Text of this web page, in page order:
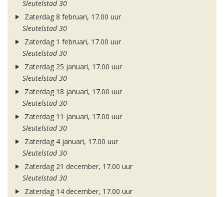
Sleutelstad 30
Zaterdag 8 februari, 17.00 uur
Sleutelstad 30
Zaterdag 1 februari, 17.00 uur
Sleutelstad 30
Zaterdag 25 januari, 17.00 uur
Sleutelstad 30
Zaterdag 18 januari, 17.00 uur
Sleutelstad 30
Zaterdag 11 januari, 17.00 uur
Sleutelstad 30
Zaterdag 4 januari, 17.00 uur
Sleutelstad 30
Zaterdag 21 december, 17.00 uur
Sleutelstad 30
Zaterdag 14 december, 17.00 uur